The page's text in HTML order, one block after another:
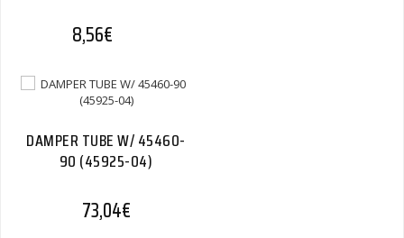
8,56€
DAMPER TUBE W/ 45460-
90 (45925-04)
73,04€